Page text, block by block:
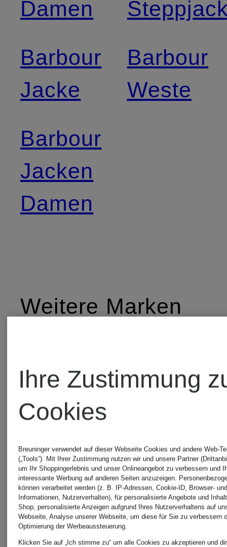
Damen
Barbour
Jacke
Barbour
Jacken
Damen
Barbour
Weste
Weitere Marken
7 for all
mankind
CALIDA
Calvin
Klein
meru
KORS
MOS
MOSH
Ihre Zustimmung
Cookies
Breuninger verwendet auf dieser Webseite Cookies und andere Web-
(„Tools“). Mit Ihrer Zustimmung nutzen wir und unsere Partner
um Ihr Shoppingerlebnis und unser Onlineangebot zu verbessern und
interessante Werbung auf anderen Seiten anzuzeigen.
können verarbeitet werden (z. B. IP-Adressen, Cookie-ID, Browser-
Informationen, Nutzerverhalten), für personalisierte Angebote und
Shop, personalisierte Anzeigen aufgrund Ihres Nutzerverhaltens auf
Webseite, Analyse unserer Webseite, um diese für Sie zu verbessern
Optimierung der Werbeaussteuerung.
Klicken Sie auf „Ich stimme zu“ um alle Cookies zu akzeptieren und